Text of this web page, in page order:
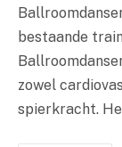
bestaande
zowel
spierkracht.